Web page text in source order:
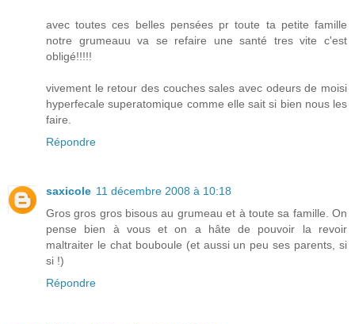
avec toutes ces belles pensées pr toute ta petite famille
notre grumeauu va se refaire une santé tres vite c'est
obligé!!!!!
vivement le retour des couches sales avec odeurs de moisi
hyperfecale superatomique comme elle sait si bien nous les
faire.
Répondre
saxicole 11 décembre 2008 à 10:18
Gros gros gros bisous au grumeau et à toute sa famille. On
pense bien à vous et on a hâte de pouvoir la revoir
maltraiter le chat bouboule (et aussi un peu ses parents, si
si !)
Répondre